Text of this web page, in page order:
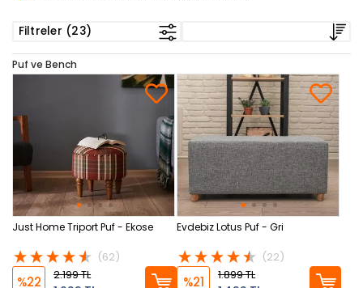
Filtreler (23)
Puf ve Bench
Just Home Triport Puf - Ekose
(62)
%22
2.199 TL
Evdebiz Lotus Puf - Gri
(22)
%21
1.899 TL